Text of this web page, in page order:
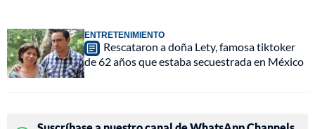
ENTRETENIMIENTO
Rescataron a doña Lety, famosa tiktoker
de 62 años que estaba secuestrada en México